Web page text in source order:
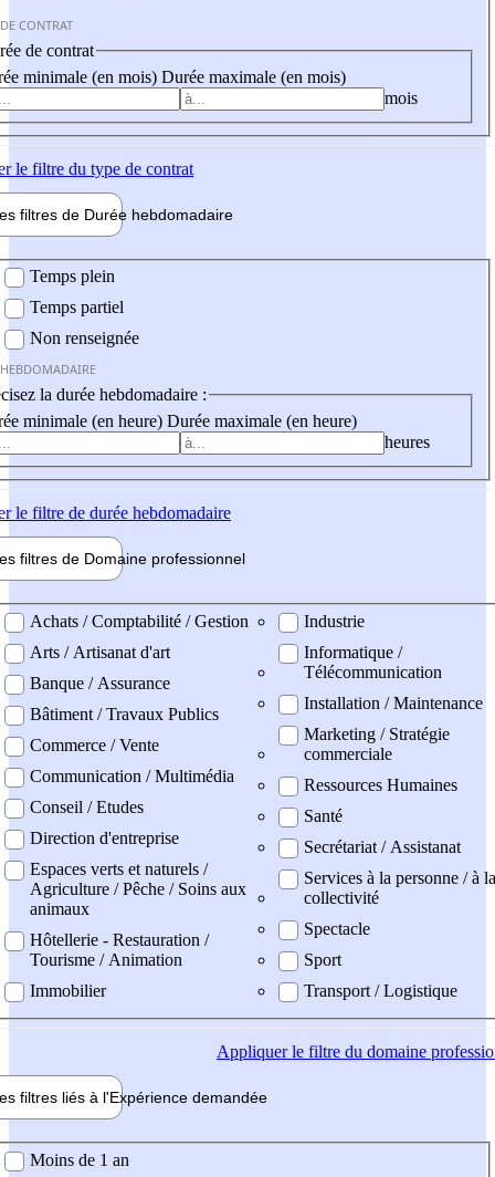
CONTRAT
de contrat
minimale (en mois) Durée maximale (en mois)
mois
le filtre du type de contrat
filtres de Durée hebdomadaire
Temps plein
Temps partiel
Non renseignée
la durée hebdomadaire :
minimale (en heure) Durée maximale (en heure)
heures
le filtre de durée hebdomadaire
filtres de Domaine professionnel
professionel
Achats / Comptabilité / Gestion
Arts / Artisanat d'art
Banque / Assurance
Bâtiment / Travaux Publics
Commerce / Vente
Communication / Multimédia
Conseil / Etudes
Direction d'entreprise
Espaces verts et naturels /
Agriculture / Pêche / Soins aux
animaux
Hôtellerie - Restauration /
Tourisme / Animation
Immobilier
Industrie
Informatique /
Télécommunication
Installation / Maintenance
Marketing / Stratégie
commerciale
Ressources Humaines
Santé
Secrétariat / Assistanat
Services à la personne / à la
collectivité
Spectacle
Sport
Transport / Logistique
Appliquerle filtre du domaine
filtres liés à l'Expérience demandée
demandée
Moins de 1 an